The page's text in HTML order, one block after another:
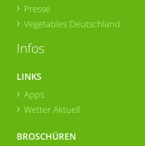
Presse
Vegetables Deutschland
Infos
LINKS
Apps
Wetter Aktuell
BROSCHÜREN